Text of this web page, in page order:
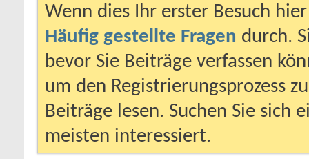
Wenn dies Ihr erster Besuch
Häufig gestellte Fragen durch.
bevor Sie Beiträge verfassen
um den Registrierungsprozess
Beiträge lesen. Suchen Sie sich
meisten interessiert.